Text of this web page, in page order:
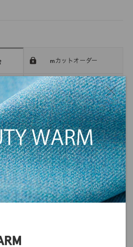
会
ださい
mカットオーダー
サンプル帳依頼